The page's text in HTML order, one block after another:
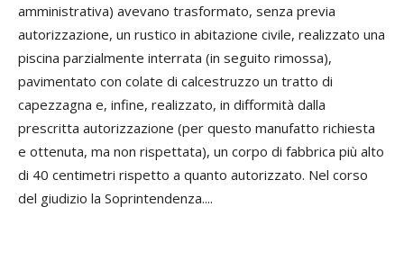
amministrativa) avevano trasformato, senza previa
autorizzazione, un rustico in abitazione civile, realizzato una
piscina parzialmente interrata (in seguito rimossa),
pavimentato con colate di calcestruzzo un tratto di
capezzagna e, infine, realizzato, in difformità dalla
prescritta autorizzazione (per questo manufatto richiesta
e ottenuta, ma non rispettata), un corpo di fabbrica più alto
di 40 centimetri rispetto a quanto autorizzato. Nel corso
del giudizio la Soprintendenza....